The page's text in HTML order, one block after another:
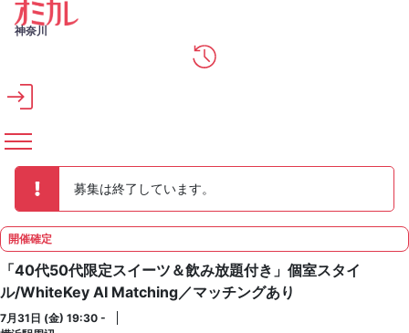
メインコンテンツへスキップ
神奈川
募集は終了しています。
開催確定
「40代50代限定スイーツ＆飲み放題付き」個室スタイ
ル/WhiteKey AI Matching／マッチングあり
7月31日 (金) 19:30 -